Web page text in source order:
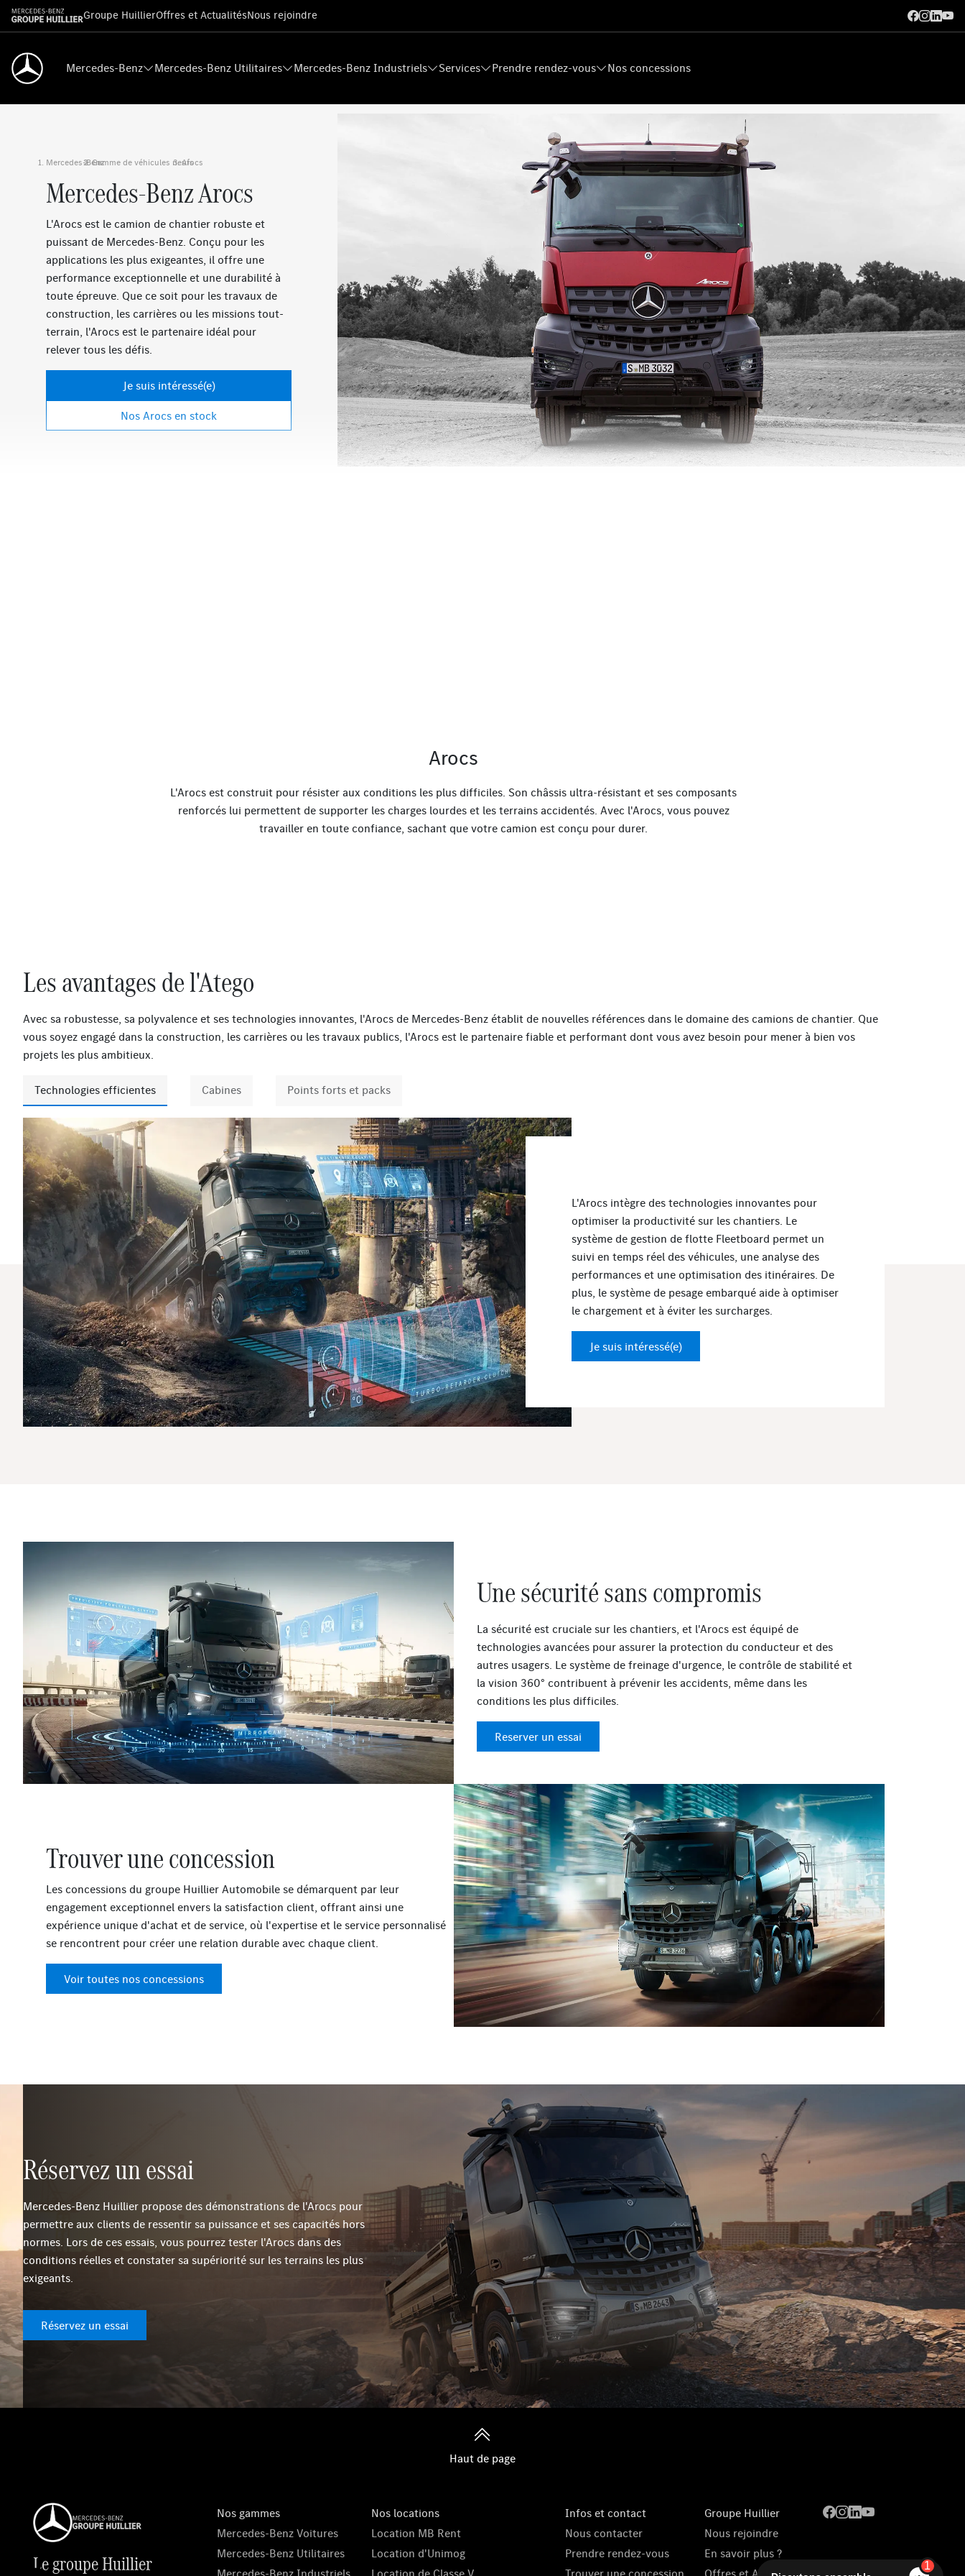
Groupe HuillierOffres et ActualitésNous rejoindre
Mercedes-Benz Mercedes-Benz Utilitaires Mercedes-Benz Industriels Services Prendre rendez-vous Nos concessions
Mercedes-Benz
›
Gamme de véhicules neufs
›
Arocs
Mercedes-Benz Arocs
L'Arocs est le camion de chantier robuste et
puissant de Mercedes-Benz. Conçu pour les
applications les plus exigeantes, il offre une
performance exceptionnelle et une durabilité à
toute épreuve. Que ce soit pour les travaux de
construction, les carrières ou les missions tout-
terrain, l'Arocs est le partenaire idéal pour
relever tous les défis.
Je suis intéressé(e)
Nos Arocs en stock
Arocs
L'Arocs est construit pour résister aux conditions les plus difficiles. Son châssis ultra-résistant et ses composants
renforcés lui permettent de supporter les charges lourdes et les terrains accidentés. Avec l'Arocs, vous pouvez
travailler en toute confiance, sachant que votre camion est conçu pour durer.
Les avantages de l'Atego
Avec sa robustesse, sa polyvalence et ses technologies innovantes, l'Arocs de Mercedes-Benz établit de nouvelles références dans le domaine des camions de chantier. Que
vous soyez engagé dans la construction, les carrières ou les travaux publics, l'Arocs est le partenaire fiable et performant dont vous avez besoin pour mener à bien vos
projets les plus ambitieux.
Technologies efficientes Cabines Points forts et packs
L'Arocs intègre des technologies innovantes pour
optimiser la productivité sur les chantiers. Le
système de gestion de flotte Fleetboard permet un
suivi en temps réel des véhicules, une analyse des
performances et une optimisation des itinéraires. De
plus, le système de pesage embarqué aide à optimiser
le chargement et à éviter les surcharges.
Je suis intéressé(e)
Une sécurité sans compromis
La sécurité est cruciale sur les chantiers, et l'Arocs est équipé de
technologies avancées pour assurer la protection du conducteur et des
autres usagers. Le système de freinage d'urgence, le contrôle de stabilité et
la vision 360° contribuent à prévenir les accidents, même dans les
conditions les plus difficiles.
Reserver un essai
Trouver une concession
Les concessions du groupe Huillier Automobile se démarquent par leur
engagement exceptionnel envers la satisfaction client, offrant ainsi une
expérience unique d'achat et de service, où l'expertise et le service personnalisé
se rencontrent pour créer une relation durable avec chaque client.
Voir toutes nos concessions
Réservez un essai
Mercedes-Benz Huillier propose des démonstrations de l'Arocs pour
permettre aux clients de ressentir sa puissance et ses capacités hors
normes. Lors de ces essais, vous pourrez tester l'Arocs dans des
conditions réelles et constater sa supériorité sur les terrains les plus
exigeants.
Réservez un essai
Haut de page
Le groupe Huillier
Nos gammes
Mercedes-Benz Voitures
Mercedes-Benz Utilitaires
Mercedes-Benz Industriels
Nos locations
Location MB Rent
Location d'Unimog
Location de Classe V
Infos et contact
Nous contacter
Prendre rendez-vous
Trouver une concession
Groupe Huillier
Nous rejoindre
En savoir plus ?
Offres et Actualités
1